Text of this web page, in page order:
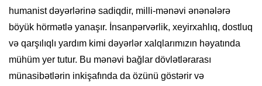
humanist dəyərlərinə sadiqdir, milli-mənəvi ənənələrə
böyük hörmətlə yanaşır. İnsanpərvərlik, xeyirxahlıq, dostluq
və qarşılıqlı yardım kimi dəyərlər xalqlarımızın həyatında
mühüm yer tutur. Bu mənəvi bağlar dövlətlərarası
münasibətlərin inkişafında da özünü göstərir və